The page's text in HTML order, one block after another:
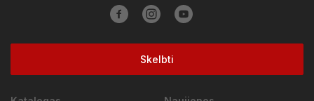
Skelbti